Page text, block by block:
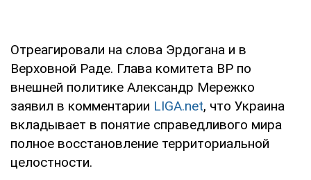
Отреагировали на слова Эрдогана и в
Верховной Раде. Глава комитета ВР по
внешней политике Александр Мережко
заявил в комментарии LIGA.net, что Украина
вкладывает в понятие справедливого мира
полное восстановление территориальной
целостности.